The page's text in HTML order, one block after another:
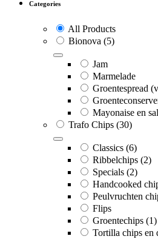
Categories
All Products
Bionova (5)
Jam
Marmelade
Groentespread
Mayonaise en
Trafo Chips (30)
Classics (6)
Ribbelchips (2)
Specials (2)
Handcooked
Peulvruchten
Flips
Groentechips (1)
Tortilla chips en